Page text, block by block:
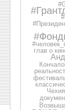
глав о
Чехия